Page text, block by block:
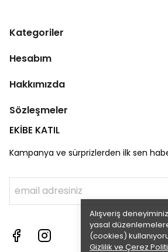
Alışveriş
yasal
(cookies)
Gizlilik ve Çerez
Kategoriler
Hesabım
Hakkımızda
Sözleşmeler
EKİBE KATIL
Kampanya ve sürprizlerden ilk sen